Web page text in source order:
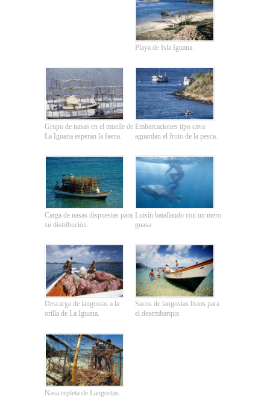
Playa de Isla Iguana.
Grupo de nasas en el muelle de
La Iguana esperan la faena.
Embarcaciones tipo cava
aguardan el fruto de la pesca.
Carga de nasas dispuestas para
su distribución.
Luisín batallando con un mero
guasa.
Descarga de langostas a la
orilla de La Iguana.
Sacos de langostas listos para
el desembarque.
Nasa repleta de Langostas.